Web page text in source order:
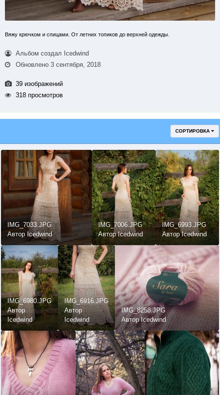
Вяжу крючком и спицами. От летних топиков до верхней одежды.
Альбом создал Icedwind
Обновлено3 сентября, 2018
39 изображений
318 просмотров
СОРТИРОВКА
IMG_7033.JPG
Автор Icedwind
IMG_7006.JPG
Автор Icedwind
IMG_6993.JPG
Автор Icedwind
IMG_6980.JPG
Автор
Icedwind
IMG_6916.JPG
Автор
Icedwind
IMG_8258.JPG
Автор Icedwind